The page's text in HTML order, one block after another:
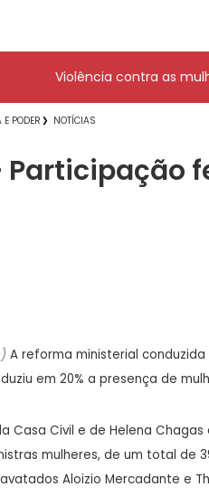
Violência contra as
E PODER NOTÍCIAS
Participação
A reforma ministerial
em 20% a presença de
Casa Civil e de Helena
mulheres, de um total de
Aloizio Mercadante e